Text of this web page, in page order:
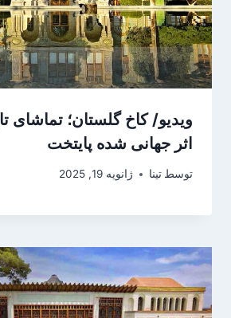
ویدیو/ کاخ گلستان؛ تماشای
اثر جهانی شده پایتخت
توسط تینا ژانویه 19, 2025